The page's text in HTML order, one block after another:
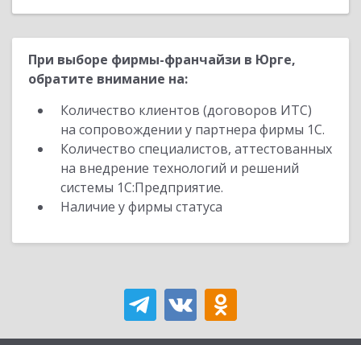
При выборе фирмы-франчайзи в Юрге,
обратите внимание на:
Количество клиентов (договоров ИТС)
на сопровождении у партнера фирмы 1С.
Количество специалистов, аттестованных
на внедрение технологий и решений
системы 1С:Предприятие.
Наличие у фирмы статуса